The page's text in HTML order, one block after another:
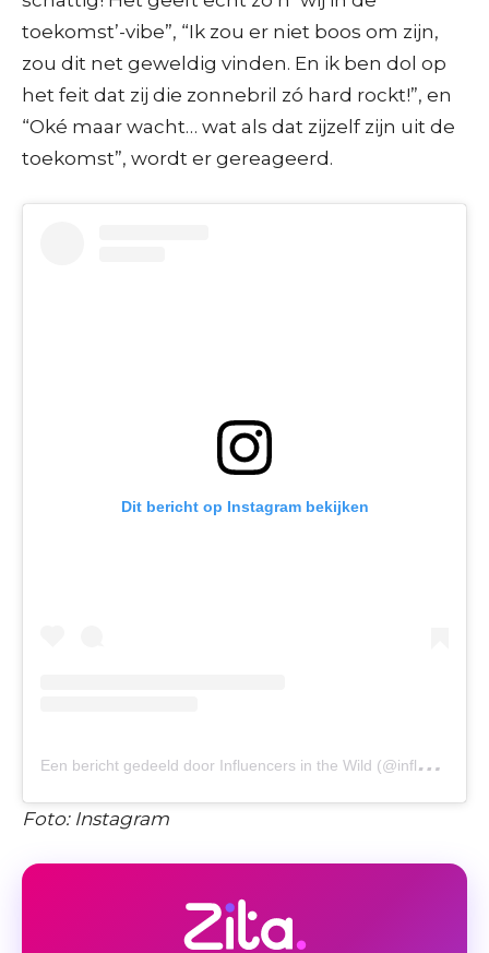
toekomst’-vibe”, “Ik zou er niet boos om zijn,
zou dit net geweldig vinden. En ik ben dol op
het feit dat zij die zonnebril zó hard rockt!”, en
“Oké maar wacht… wat als dat zijzelf zijn uit de
toekomst”, wordt er gereageerd.
Dit bericht op Instagram bekijken
E
en bericht gedeeld door Influencers in the Wild (@influencersinthewild)
Foto: Instagram